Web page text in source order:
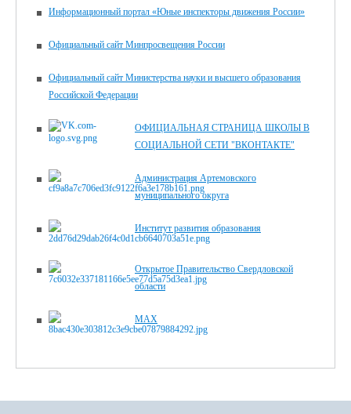
Информационный портал «Юные инспекторы движения России»
Официальный сайт Минпросвещения России
Официальный сайт Министерства науки и высшего образования
Российской Федерации
ОФИЦИАЛЬНАЯ СТРАНИЦА ШКОЛЫ В
СОЦИАЛЬНОЙ СЕТИ "ВКОНТАКТЕ"
Администрация Артемовского
муниципального округа
Институт развития образования
Открытое Правительство Свердловской
области
MAX